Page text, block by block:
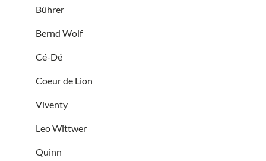
Bührer
Bernd Wolf
Cé-Dé
Coeur de Lion
Viventy
Leo Wittwer
Quinn